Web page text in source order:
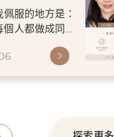
是不喜歡自己
服的地方是：
人都做成同一
樣子。 現...